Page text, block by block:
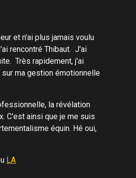
et n'ai plus jamais voulu
rencontré Thibaut. J'ai
Très rapidement, j'ai
ma gestion émotionnelle
la révélation
C'est ainsi que je me suis
équin. Hé oui,
LA